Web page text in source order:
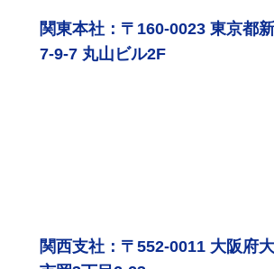
関東本社：〒160-0023 東京都
7-9-7 丸山ビル2F
関西支社：〒552-0011 大阪府